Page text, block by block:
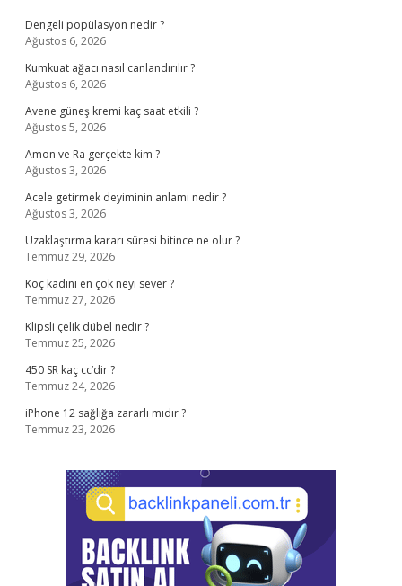
Dengeli popülasyon nedir ?
Ağustos 6, 2026
Kumkuat ağacı nasıl canlandırılır ?
Ağustos 6, 2026
Avene güneş kremi kaç saat etkili ?
Ağustos 5, 2026
Amon ve Ra gerçekte kim ?
Ağustos 3, 2026
Acele getirmek deyiminin anlamı nedir ?
Ağustos 3, 2026
Uzaklaştırma kararı süresi bitince ne olur ?
Temmuz 29, 2026
Koç kadını en çok neyi sever ?
Temmuz 27, 2026
Klipsli çelik dübel nedir ?
Temmuz 25, 2026
450 SR kaç cc’dir ?
Temmuz 24, 2026
iPhone 12 sağlığa zararlı mıdır ?
Temmuz 23, 2026